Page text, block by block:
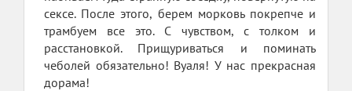
сексе. После этого, берем морковь покрепче и
трамбуем все это. С чувством, с толком и
расстановкой. Прищуриваться и поминать
чеболей обязательно! Вуаля! У нас прекрасная
дорама!